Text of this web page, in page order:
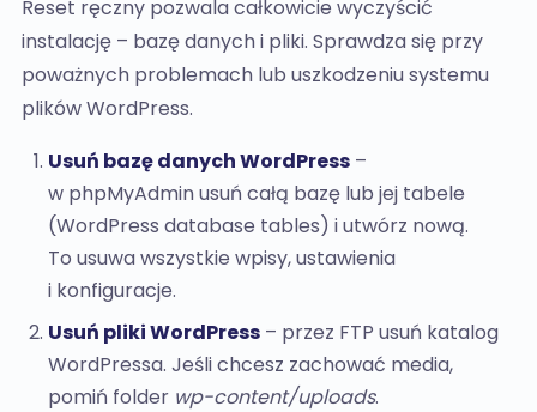
Reset ręczny pozwala całkowicie wyczyścić
instalację – bazę danych i pliki. Sprawdza się przy
poważnych problemach lub uszkodzeniu systemu
plików WordPress.
Usuń bazę danych WordPress –
w phpMyAdmin usuń całą bazę lub jej tabele
(WordPress database tables) i utwórz nową.
To usuwa wszystkie wpisy, ustawienia
i konfiguracje.
Usuń pliki WordPress – przez FTP usuń katalog
WordPressa. Jeśli chcesz zachować media,
pomiń folder wp-content/uploads.